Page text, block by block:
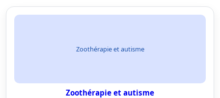
Zoothérapie et autisme
Zoothérapie et autisme